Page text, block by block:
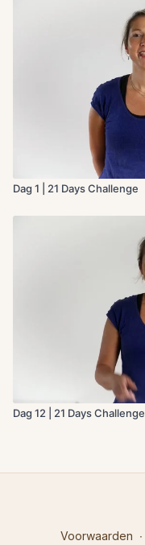
Dag 1 | 21 Days Challenge
Dag 12 | 21 Days Challenge
Voorwaarden ∙